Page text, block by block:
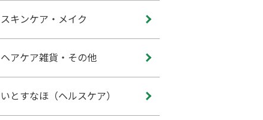
スキンケア・メイク
ヘアケア雑貨・その他
いとすなほ（ヘルスケア）